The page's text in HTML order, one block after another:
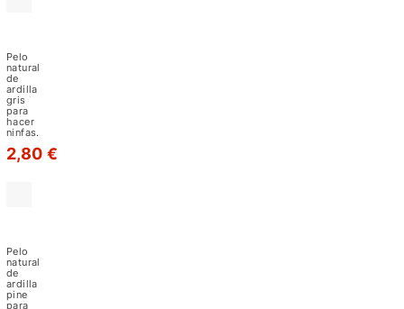
de
saltamontes,etc.
Por
otro
lado,
cola
de
ternero
natural
gray
Pelo
natural
de
ardilla
gris
para
hacer
ninfas.
2,80 €
natural
pine
Wapsi
Pelo
natural
de
ardilla
pine
para